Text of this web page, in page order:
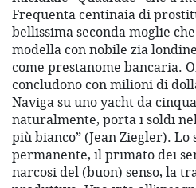
Frequenta centinaia di
bellissima seconda moglie
modella con nobile zia
come prestanome bancaria.
concludono con milioni di
Naviga su uno yacht da
naturalmente, porta i soldi
più bianco” (Jean Ziegler).
permanente, il primato dei
narcosi del (buon) senso, la